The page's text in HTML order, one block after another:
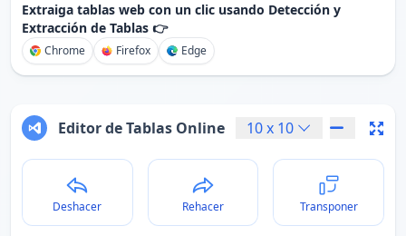
Extraiga tablas web con un clic usando Detección y
Extracción de Tablas 👉
Chrome Firefox Edge
Editor de Tablas Online 10x 10
Deshacer Rehacer Transponer